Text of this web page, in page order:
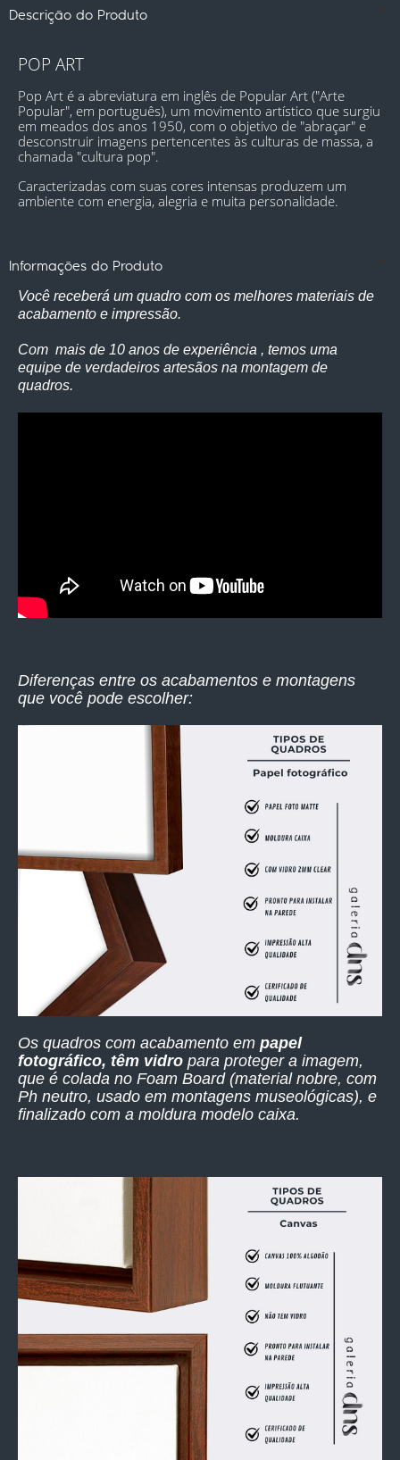
Descrição do Produto
POP ART
Pop Art é a abreviatura em inglês de Popular Art ("Arte
Popular", em português), um movimento artístico que surgiu
em meados dos anos 1950, com o objetivo de "abraçar" e
desconstruir imagens pertencentes às culturas de massa, a
chamada "cultura pop".
Caracterizadas com suas cores intensas produzem um
ambiente com energia, alegria e muita personalidade.
Informações do Produto
Você receberá um quadro com os melhores materiais de
acabamento e impressão.
Com mais de 10 anos de experiência , temos uma
equipe de verdadeiros artesãos na montagem de
quadros.
Diferenças entre os acabamentos e montagens
que você pode escolher:
Os quadros com acabamento em papel
fotográfico, têm vidro para proteger a imagem,
que é colada no Foam Board (material nobre, com
Ph neutro, usado em montagens museológicas), e
finalizado com a moldura modelo caixa.